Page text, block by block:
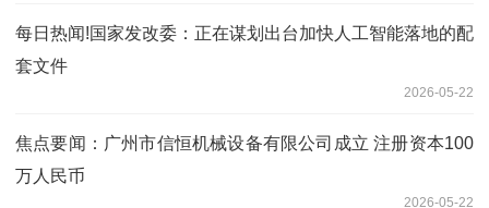
每日热闻!国家发改委：正在谋划出台加快人工智能落地的配
套文件
2026-05-22
焦点要闻：广州市信恒机械设备有限公司成立 注册资本100
万人民币
2026-05-22